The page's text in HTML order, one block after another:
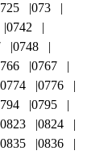
073
0742
0748
0767
0774
0776
0795
0823
0824
0835
0836